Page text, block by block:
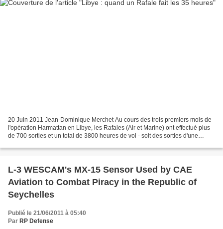
20 Juin 2011 Jean-Dominique Merchet Au cours des trois premiers mois de
l'opération Harmattan en Libye, les Rafales (Air et Marine) ont effectué plus
de 700 sorties et un total de 3800 heures de vol - soit des sorties d'une
L-3 WESCAM's MX-15 Sensor Used by CAE
Aviation to Combat Piracy in the Republic of
Seychelles
Publié le 21/06/2011 à 05:40
Par RP Defense